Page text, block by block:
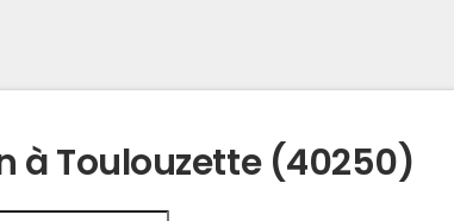
à Toulouzette (40250)